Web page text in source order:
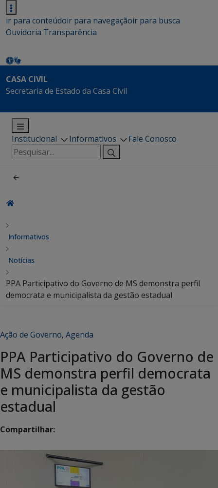
ir para conteúdoir para navegaçãoir para busca
Ouvidoria Transparência
CASA CIVIL
Secretaria de Estado da Casa Civil
Institucional Informativos
Fale Conosco
Pesquisar
por:
Informativos
Notícias
PPA Participativo do Governo de MS demonstra perfil
democrata e municipalista da gestão estadual
Ação de Governo, Agenda
PPA Participativo do Governo de
MS demonstra perfil democrata
e municipalista da gestão
estadual
Compartilhar: